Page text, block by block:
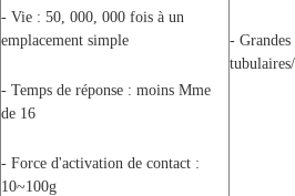
- Vie : 50, 000, 000 fois à un
emplacement simple
- Temps de réponse : moins Mme
de 16
- Force d'activation de contact :
10~100g
- Grandes